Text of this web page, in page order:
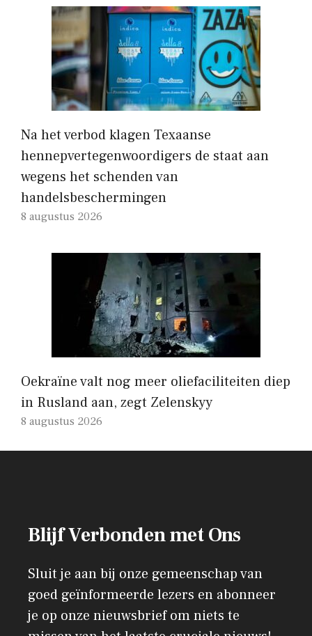
Na het verbod klagen Texaanse
hennepvertegenwoordigers de staat aan
wegens het schenden van
handelsbeschermingen
8 augustus 2026
Oekraïne valt nog meer oliefaciliteiten diep
in Rusland aan, zegt Zelenskyy
8 augustus 2026
Blijf Verbonden met Ons
Sluit je aan bij onze gemeenschap van
goed geïnformeerde lezers en abonneer
je op onze nieuwsbrief om niets te